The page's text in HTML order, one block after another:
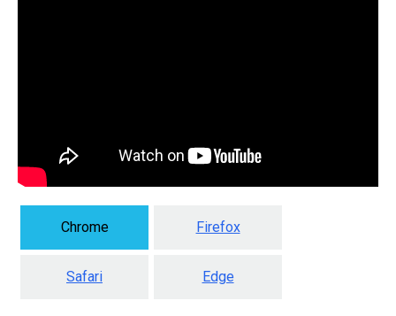
Chrome Firefox
Safari Edge